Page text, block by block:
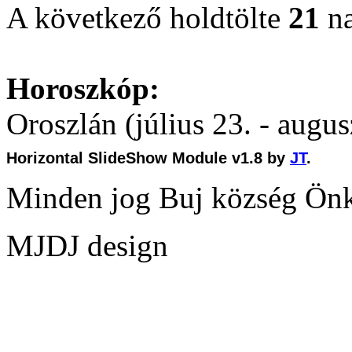
A következő holdtölte 21
Horoszkóp:
Oroszlán (július 23. -
Horizontal SlideShow Module v1.8 by JT.
Minden jog Buj község
MJDJ design